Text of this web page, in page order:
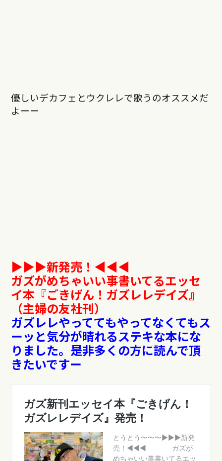
優しいデカフェとウクレレで歌うのオススメだ
よーー
▶︎▶︎▶︎新発売！◀︎︎︎︎︎︎◀︎◀︎
ガズがめちゃいい事書いてるエッセ
イ本『ごきげん！ガズレレデイズ』
（主婦の友社刊）
ガズレレやっててもやってなくてもス
ーッと気分が晴れるステキな本にな
りました。 是非多くの方に読んで頂
きたいですー